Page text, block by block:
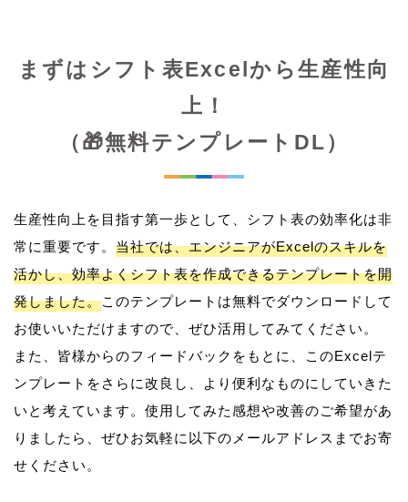
まずはシフト表Excelから生産性向
上！
（🎁無料テンプレートDL）
生産性向上を目指す第一歩として、シフト表の効率化は非
常に重要です。 当社では、エンジニアがExcelのスキルを
活かし、効率よくシフト表を作成できるテンプレートを開
発しました。このテンプレートは無料でダウンロードして
お使いいただけますので、ぜひ活用してみてください。
また、皆様からのフィードバックをもとに、このExcelテ
ンプレートをさらに改良し、より便利なものにしていきた
いと考えています。使用してみた感想や改善のご希望があ
りましたら、ぜひお気軽に以下のメールアドレスまでお寄
せください。